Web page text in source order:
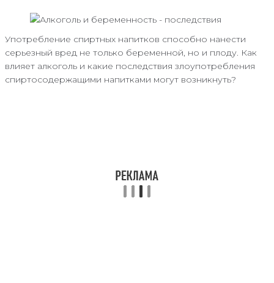
Употребление спиртных напитков способно нанести
серьезный вред не только беременной, но и плоду. Как
влияет алкоголь и какие последствия злоупотребления
спиртосодержащими напитками могут возникнуть?